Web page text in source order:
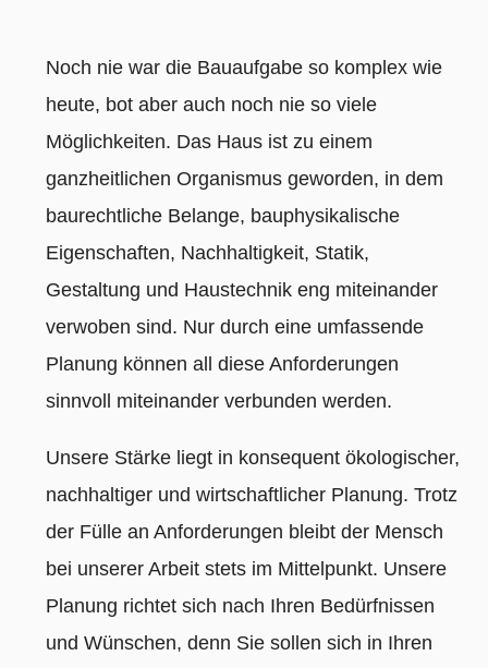
Noch nie war die Bauaufgabe so komplex wie
heute, bot aber auch noch nie so viele
Möglichkeiten. Das Haus ist zu einem
ganzheitlichen Organismus geworden, in dem
baurechtliche Belange, bauphysikalische
Eigenschaften, Nachhaltigkeit, Statik,
Gestaltung und Haustechnik eng miteinander
verwoben sind. Nur durch eine umfassende
Planung können all diese Anforderungen
sinnvoll miteinander verbunden werden.
Unsere Stärke liegt in konsequent ökologischer,
nachhaltiger und wirtschaftlicher Planung. Trotz
der Fülle an Anforderungen bleibt der Mensch
bei unserer Arbeit stets im Mittelpunkt. Unsere
Planung richtet sich nach Ihren Bedürfnissen
und Wünschen, denn Sie sollen sich in Ihren